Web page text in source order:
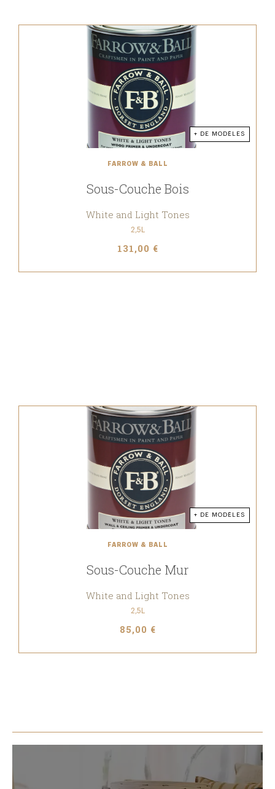
+ DE MODÈLES
FARROW & BALL
Sous-Couche Bois
White and Light Tones
2,5L
131,00 €
+ DE MODÈLES
FARROW & BALL
Sous-Couche Mur
White and Light Tones
2,5L
85,00 €